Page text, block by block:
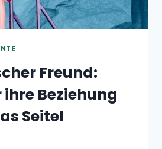
Freund:
Beziehung
Seitel